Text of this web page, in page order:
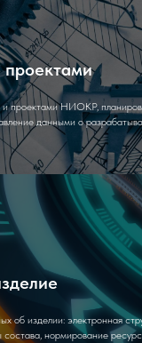
проектами
и проектами НИОКР,
данными о
об изделии: электронная
состава, нормирование